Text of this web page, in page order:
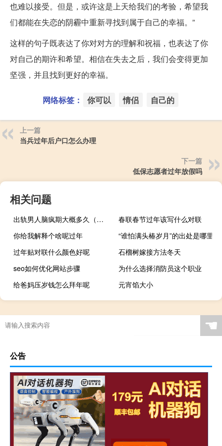
也难以接受。但是，或许这是上天给我们的考验，希望我
们都能在失恋的阴霾中重新寻找到属于自己的幸福。”
这样的句子既表达了你对对方的理解和祝福，也表达了你
对自己的期许和希望。相信在失去之后，我们会变得更加
坚强，并且找到更好的幸福。
网络标签： 你可以 情侣 自己的
上一篇
当兵过年后户口怎么办理
下一篇
低保志愿者过年放假吗
相关问题
出轨男人脑疯期大概多久（婚外情一般多久会结束）
春联春节过年该写什么对联
你给我解释个啥呢过年
“谁怕满头椿岁月”的出处是哪里
过年贴对联什么颜色好呢
石榴树嫁接方法冬天
seo如何优化网站步骤
为什么选择消防员这个职业
给爸妈压岁钱怎么拜年呢
元宵馅大小
☚
公告